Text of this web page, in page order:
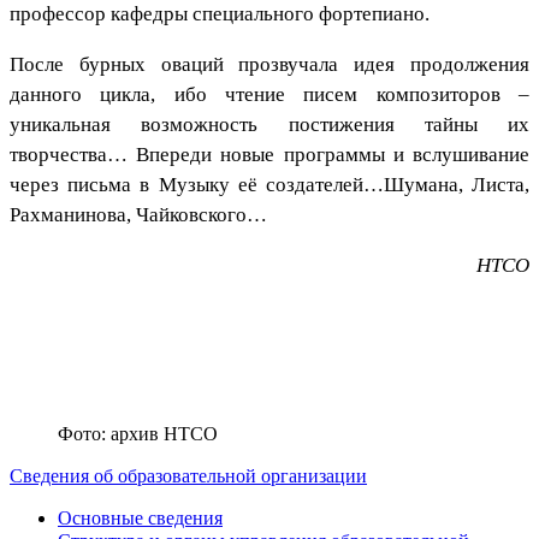
профессор кафедры специального фортепиано.
После бурных оваций прозвучала идея продолжения
данного цикла, ибо чтение писем композиторов –
уникальная возможность постижения тайны их
творчества… Впереди новые программы и вслушивание
через письма в Музыку её создателей…Шумана, Листа,
Рахманинова, Чайковского…
НТСО
Фото: архив НТСО
Сведения об образовательной организации
Основные сведения